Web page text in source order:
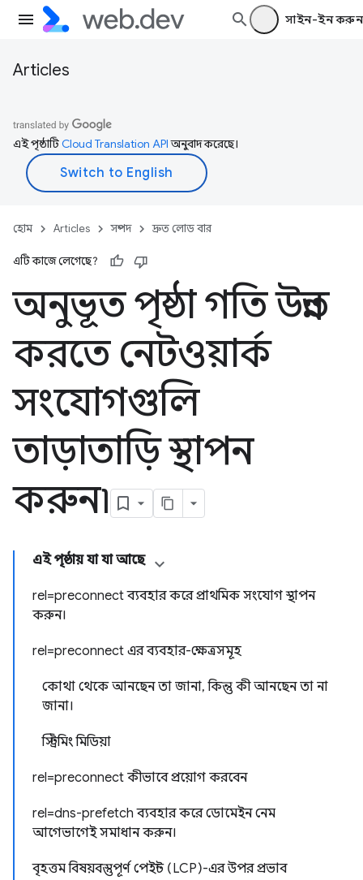
সাইন-ইন করুন
Articles
এই পৃষ্ঠাটিCloud Translation APIঅনুবাদ করেছে।
হোম Articles সম্পদ দ্রুত লোড বার
এটি কাজে লেগেছে?
অনুভূত পৃষ্ঠা গতি উন্নত
করতে নেটওয়ার্ক
সংযোগগুলি
তাড়াতাড়ি স্থাপন
করুন৷
এই পৃষ্ঠায় যা যা আছে
rel=preconnect ব্যবহার করে প্রাথমিক সংযোগ স্থাপন
করুন।
rel=preconnect এর ব্যবহার-ক্ষেত্রসমূহ
কোথা থেকে আনছেন তা জানা, কিন্তু কী আনছেন তা না
জানা।
স্ট্রিমিং মিডিয়া
rel=preconnect কীভাবে প্রয়োগ করবেন
rel=dns-prefetch ব্যবহার করে ডোমেইন নেম
আগেভাগেই সমাধান করুন।
বৃহত্তম বিষয়বস্তুপূর্ণ পেইন্ট (LCP)-এর উপর প্রভাব